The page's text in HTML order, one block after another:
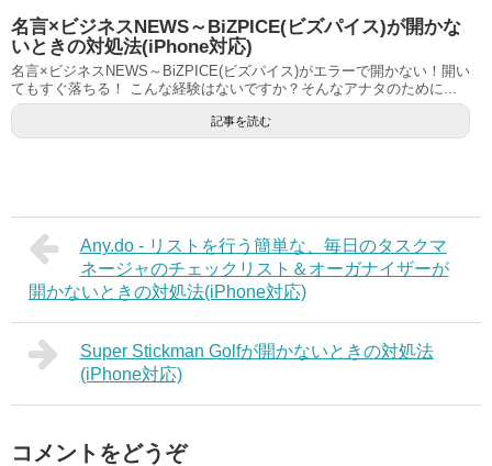
名言×ビジネスNEWS～BiZPICE(ビズパイス)が開かな
いときの対処法(iPhone対応)
名言×ビジネスNEWS～BiZPICE(ビズパイス)がエラーで開かない！開い
てもすぐ落ちる！ こんな経験はないですか？そんなアナタのために...
記事を読む
Any.do - リストを行う簡単な、毎日のタスクマ
ネージャのチェックリスト＆オーガナイザーが
開かないときの対処法(iPhone対応)
Super Stickman Golfが開かないときの対処法
(iPhone対応)
コメントをどうぞ